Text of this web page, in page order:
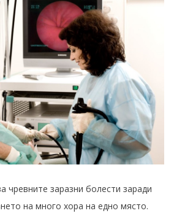
чревните заразни болести заради
на много хора на едно място.